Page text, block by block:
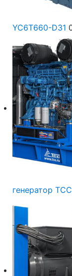
YC6T660-D31
генератор